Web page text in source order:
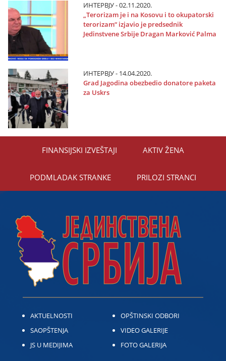
ИНТЕРВЈУ - 02.11.2020.
„Terorizam јe i na Kosovu i to okupatorski
terorizam“ izјavio јe predsednik
Јedinstvene Srbiјe Dragan Marković Palma
ИНТЕРВЈУ - 14.04.2020.
Grad Јagodina obezbedio donatore paketa
za Uskrs
FINANSIЈSKI IZVEŠTAЈI AKTIV ŽENA
PODMLADAK STRANKE PRILOZI STRANCI
AKTUELNOSTI
SAOPŠTENJA
JS U MEDIJIMA
OPŠTINSKI ODBORI
VIDEO GALERIJE
FOTO GALERIJA